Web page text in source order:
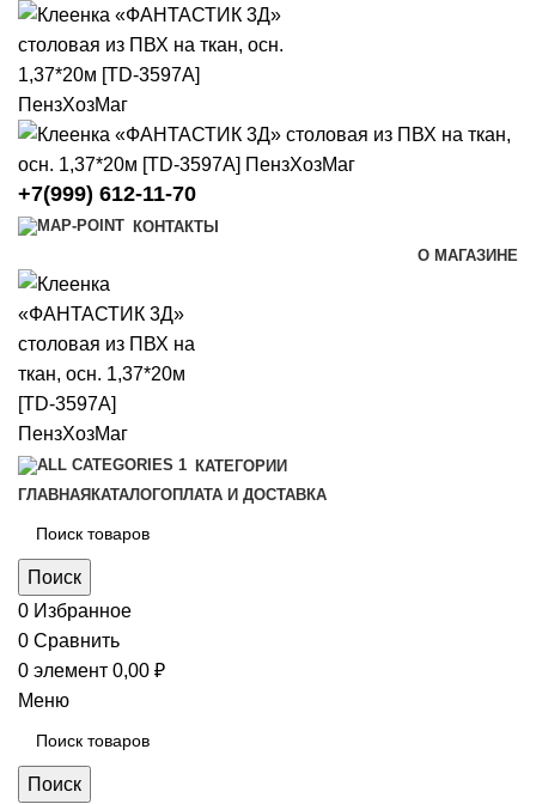
+7(999) 612-11-70
КОНТАКТЫ
О МАГАЗИНЕ
КАТЕГОРИИ
ГЛАВНАЯ КАТАЛОГОПЛАТА И ДОСТАВКА
Поиск
0 Избранное
0 Сравнить
0 элемент 0,00 ₽
Меню
Поиск